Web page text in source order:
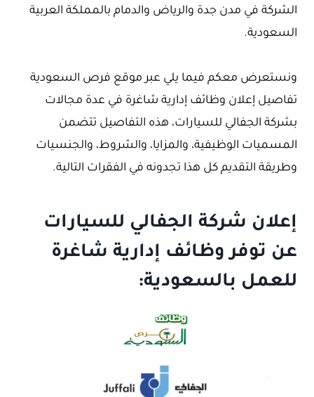
الشركة في مدن جدة والرياض والدمام بالمملكة العربية
السعودية.
ونستعرض معكم فيما يلي عبر موقع فرص السعودية
تفاصيل إعلان وظائف إدارية شاغرة في عدة مجالات
بشركة الجفالي للسيارات، هذه التفاصيل تتضمن
المسميات الوظيفية، والمزايا، والشروط، والجنسيات
وطريقة التقديم كل هذا تجدونه في الفقرات التالية.
إعلان شركة الجفالي للسيارات
عن توفر وظائف إدارية شاغرة
للعمل بالسعودية: